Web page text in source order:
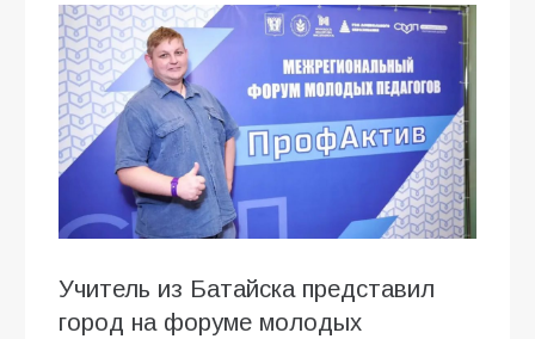
Учитель из Батайска представил
город на форуме молодых